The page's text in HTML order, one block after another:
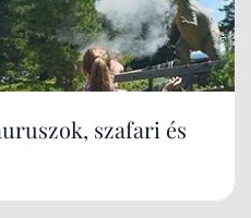
szafari és